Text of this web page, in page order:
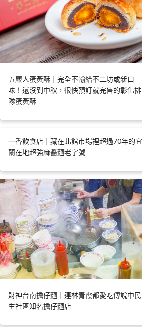
五麋人蛋黃酥｜完全不輸給不二坊或新口
味！還沒到中秋，很快預訂就完售的彰化排
隊蛋黃酥
一香飲食店｜藏在北館市場裡超過70年的宜
蘭在地超強麻醬麵老字號
財神台南擔仔麵｜連林青霞都愛吃傳說中民
生社區知名擔仔麵店